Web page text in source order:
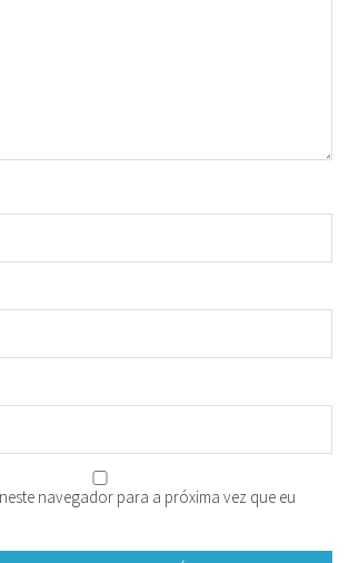
navegador para a próxima vez que eu